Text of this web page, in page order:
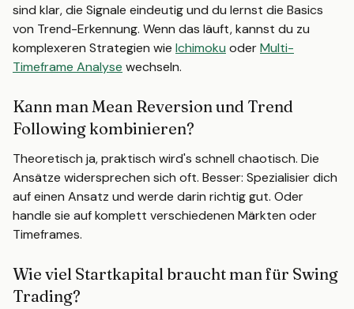
sind klar, die Signale eindeutig und du lernst die Basics
von Trend-Erkennung. Wenn das läuft, kannst du zu
komplexeren Strategien wie Ichimoku oderMulti-
Timeframe Analyse wechseln.
Kann man Mean Reversion und Trend
Following kombinieren?
Theoretisch ja, praktisch wird's schnell chaotisch. Die
Ansätze widersprechen sich oft. Besser: Spezialisier dich
auf einen Ansatz und werde darin richtig gut. Oder
handle sie auf komplett verschiedenen Märkten oder
Timeframes.
Wie viel Startkapital braucht man für Swing
Trading?